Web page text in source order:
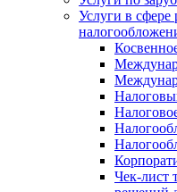
Услуги в сфере
Чек-лист